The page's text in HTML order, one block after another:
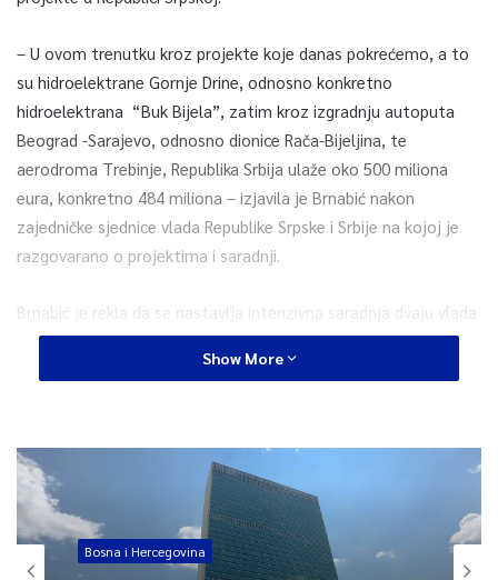
– U ovom trenutku kroz projekte koje danas pokrećemo, a to
su hidroelektrane Gornje Drine, odnosno konkretno
hidroelektrana “Buk Bijela”, zatim kroz izgradnju autoputa
Beograd -Sarajevo, odnosno dionice Rača-Bijeljina, te
aerodroma Trebinje, Republika Srbija ulaže oko 500 miliona
eura, konkretno 484 miliona – izjavila je Brnabić nakon
zajedničke sjednice vlada Republike Srpske i Srbije na kojoj je
razgovarano o projektima i saradnji.
Brnabić je rekla da se nastavlja intenzivna saradnja dvaju vlada
podsjetivši i na posebnu podršku Srbije za četiri opštine:
Nevesinje, Kostajnica, Dubica i Drvar.
sjednicima, kako bi danas mogli obilježiti početak nekih
projekata, a neki od njih se ne odnose samo na Republiku
Srpsku, već i na općine u Federaciji BiH – dodala je Brnabić.
Kroz razne donacije i projekte, kako je dodala, donirali su
Show More
Bosna i Hercegovina